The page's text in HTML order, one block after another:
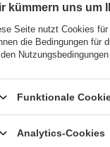
kümmern uns um
Seite nutzt Cookies
die Bedingungen für
Funktionale
Analytics-Cookies